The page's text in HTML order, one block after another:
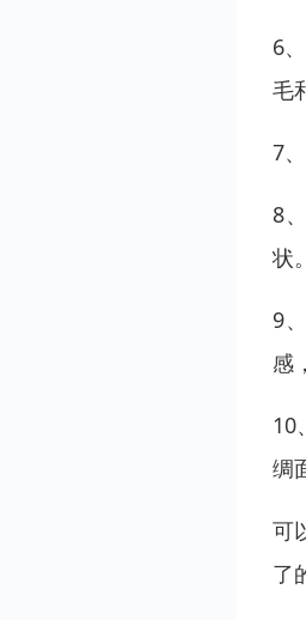
6
毛
7
8
状
9
感
10
绸
可
了